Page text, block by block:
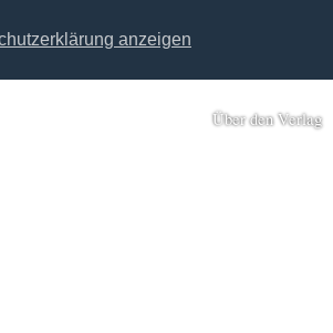
anzeigen
Über den Verlag